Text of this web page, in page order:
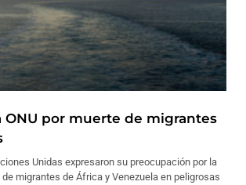
ONU por muerte de migrantes
Unidas expresaron su preocupación por la
migrantes de África y Venezuela en peligrosas